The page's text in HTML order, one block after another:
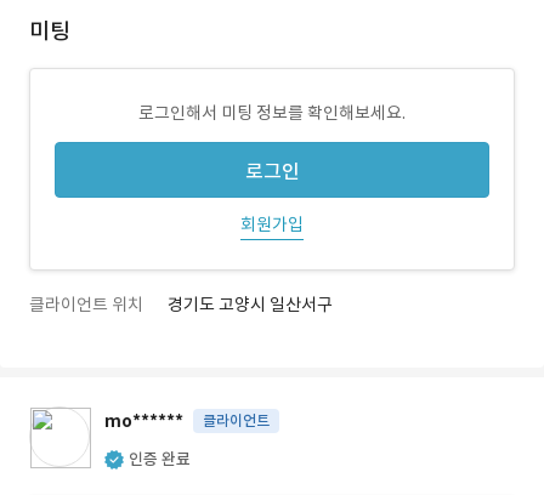
미팅
로그인해서 미팅 정보를 확인해보세요.
로그인
회원가입
클라이언트 위치 경기도 고양시 일산서구
mo****** 클라이언트
인증 완료